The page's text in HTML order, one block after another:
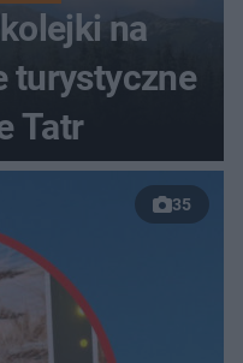
na
turystyczne
Tatr
35